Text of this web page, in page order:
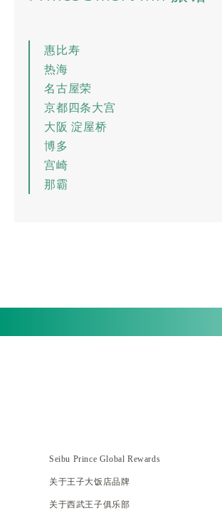
惠比寿
热海
名古屋荣
京都四条大宫
大阪 淀屋桥
博多
宫崎
那霸
Seibu Prince Global Rewards
关于王子大饭店品牌
关于西武王子俱乐部